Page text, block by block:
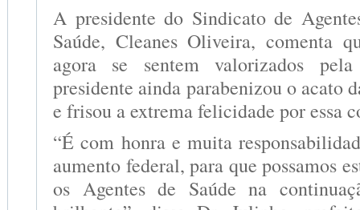
A presidente do Sindicato de
Saúde, Cleanes Oliveira, comenta
agora se sentem valorizados
presidente ainda parabenizou o acato
e frisou a extrema felicidade por essa
“É com honra e muita
aumento federal, para que possamos
os Agentes de Saúde na